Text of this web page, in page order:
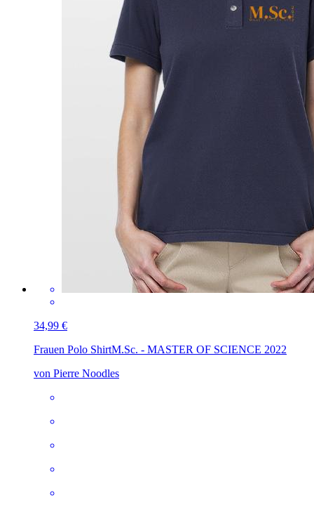
34,99 €
Frauen Polo ShirtM.Sc. - MASTER OF SCIENCE 2022
von Pierre Noodles